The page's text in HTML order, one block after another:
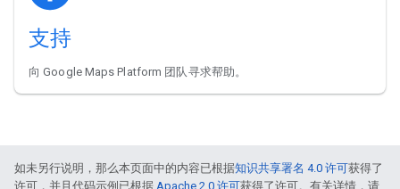
支持
向 Google Maps Platform 团队寻求帮助。
如未另行说明，那么本页面中的内容已根据知识共享署名 4.0 许可获得了
许可，并且代码示例已根据 Apache 2.0 许可获得了许可。有关详情，请